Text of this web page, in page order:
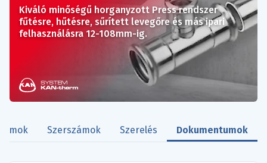
Kiváló minőségű horganyzott Press rendszer
fűtésre, hűtésre, sűrített levegőre és más ipari
felhasználásra 12-108mm-ig.
Szerszámok Szerelés Dokumentumok